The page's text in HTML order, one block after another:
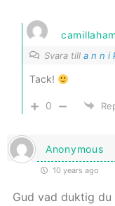
Svara till a n n i
Tack!
0
Anonymous
10 years ago
Gud vad duktig du